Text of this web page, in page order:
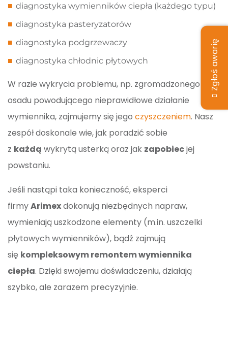
diagnostyka wymienników ciepła (każdego typu)
diagnostyka pasteryzatorów
diagnostyka podgrzewaczy
diagnostyka chłodnic płytowych
W razie wykrycia problemu, np. zgromadzonego
osadu powodującego nieprawidłowe działanie
wymiennika, zajmujemy się jego czyszczeniem. Nasz
zespół doskonale wie, jak poradzić sobie
z każdą wykrytą usterką oraz jak zapobiecjej
powstaniu.
Jeśli nastąpi taka konieczność, eksperci
firmyArimexdokonują niezbędnych napraw,
wymieniają uszkodzone elementy (m.in. uszczelki
płytowych wymienników), bądź zajmują
się kompleksowym remontem wymiennika
ciepła. Dzięki swojemu doświadczeniu, działają
szybko, ale zarazem precyzyjnie.
Zgłoś awarię